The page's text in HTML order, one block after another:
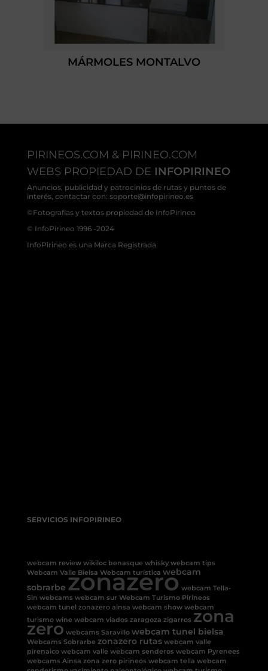
MÁRMOLES MONTALVO
PIRINEOS.COM & PIRINEO.COM
WEBS PROPIEDAD DE INFOPIRINEO
Anuncios, publicidad y patrocinios de rutas y puntos de
interés, contactar con: soporte@infopirineo.es
©Fotografías y textos propiedad de InfoPirineo
© InfoPirineo 1996 -2024
InfoPirineo es una Marca Registrada
SERVICIOS INFOPIRINEO
webcam review wikiloc benasque whisky webcam tips
Webcam Valle Bielsa Webcam turística webcam
sobrarbe zonazero webcam Tella-
Sin webcams webcam sur Webcam Turismo Pirineos
webcam tunel zonazero ainsa webcam show webcam
turismo wine webcam viados zaragoza zigarros zona
zero webcams Saravillo webcam tunel bielsa
Webcams Sobrarbe zonazero rutas webcam valle
pirenaico webcam valle webcam senderos webcam Pyrenees
webcams Ainsa zona zero pirineos webcam tella webcam